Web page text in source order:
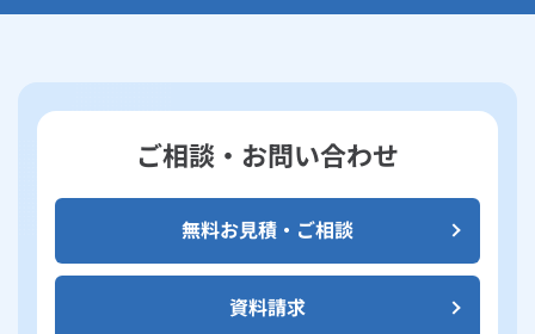
ご相談・お問い合わせ
無料お見積・ご相談
資料請求